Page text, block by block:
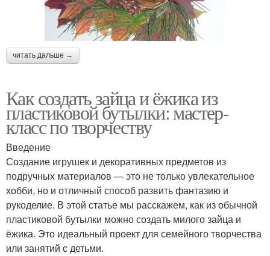
читать дальше →
Как создать зайца и ёжика из
пластиковой бутылки: мастер-
класс по творчеству
Введение
Создание игрушек и декоративных предметов из
подручных материалов — это не только увлекательное
хобби, но и отличный способ развить фантазию и
рукоделие. В этой статье мы расскажем, как из обычной
пластиковой бутылки можно создать милого зайца и
ёжика. Это идеальный проект для семейного творчества
или занятий с детьми.